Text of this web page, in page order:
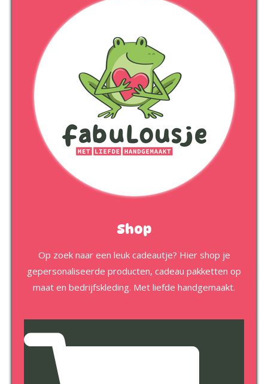
Shop
Op zoek naar een leuk cadeautje? Hier shop je
gepersonaliseerde producten, cadeau pakketten op
maat en bedrijfskleding. Met liefde handgemaakt.